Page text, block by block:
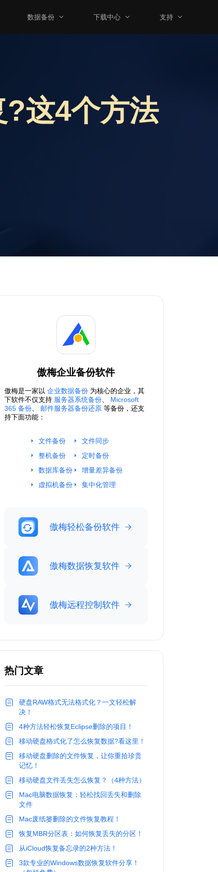
数据备份 下载中心 支持
这4个方法
傲梅企业备份软件
傲梅是一家以 企业数据备份 为核心的企业，其
下软件不仅支持 服务器系统备份
Microsoft
365 备份
邮件服务器备份还原 等备份，还支
持下面功能：
文件备份
整机备份
数据库备份
虚拟机备份
文件同步
定时备份
增量差异备份
集中化管理
傲梅轻松备份软件
傲梅数据恢复软件
傲梅远程控制软件
热门文章
硬盘RAW格式无法格式化？一文轻松解
决！
4种方法轻松恢复Eclipse删除的项目！
移动硬盘格式化了怎么恢复数据?看这里！
移动硬盘删除的文件恢复，让你重拾珍贵
记忆！
移动硬盘文件丢失怎么恢复？（4种方法）
Mac电脑数据恢复：轻松找回丢失和删除
文件
Mac废纸篓删除的文件恢复教程！
恢复MBR分区表：如何恢复丢失的分区！
从iCloud恢复备忘录的2种方法！
3款专业的Windows数据恢复软件分享！